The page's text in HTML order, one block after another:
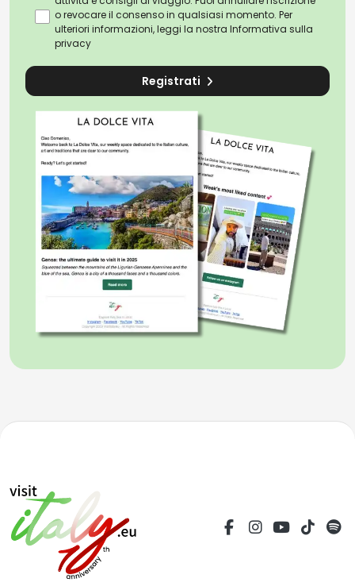
o revocare il consenso in qualsiasi momento. Per
ulteriori informazioni, leggi la nostra Informativa sulla
privacy
Registrati